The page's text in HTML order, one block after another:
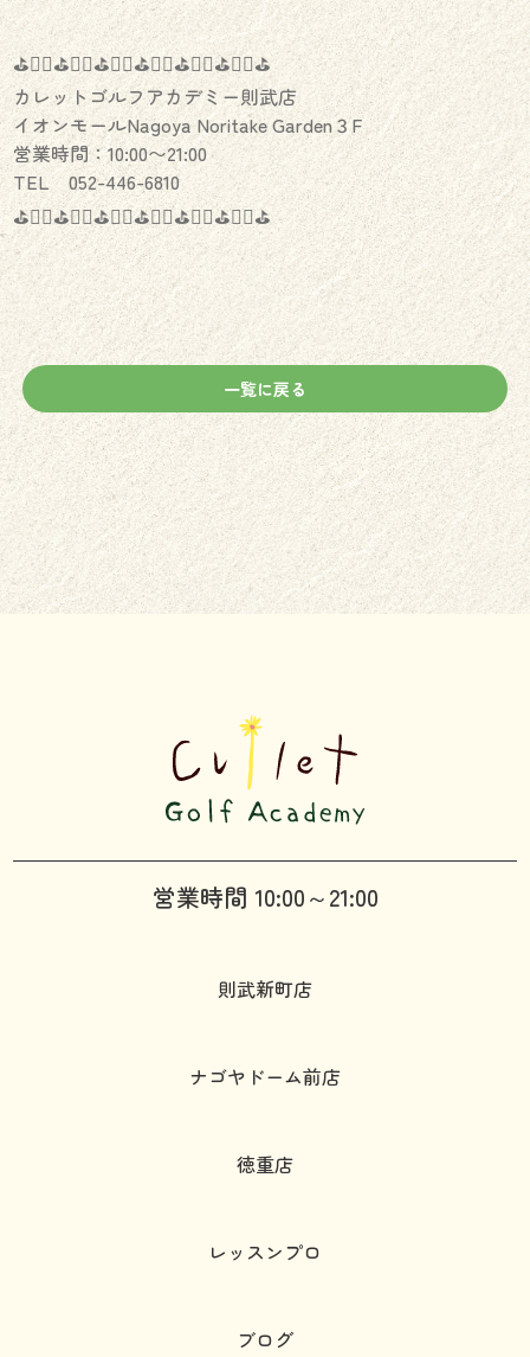
⛳️🏌️‍♂️⛳️🏌️‍♀️⛳️🏌️‍♂️⛳️🏌️‍♀️⛳️🏌️‍♂️⛳️🏌️‍♀️⛳️
カレットゴルフアカデミー則武店
イオンモールNagoya Noritake Garden３F
営業時間：10:00〜21:00
TEL 052-446-6810
⛳️🏌️‍♂️⛳️🏌️‍♀️⛳️🏌️‍♂️⛳️🏌️‍♀️⛳️🏌️‍♂️⛳️🏌️‍♀️⛳️
一覧に戻る
営業時間 10:00～21:00
則武新町店
ナゴヤドーム前店
徳重店
レッスンプロ
ブログ